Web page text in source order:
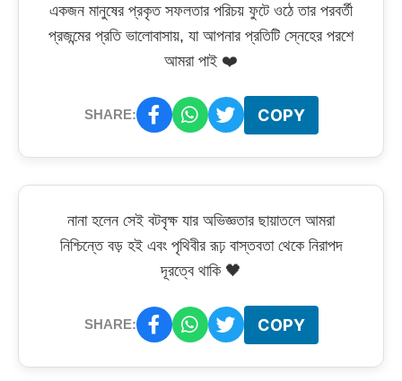
একজন মানুষের প্রকৃত সফলতার পরিচয় ফুটে ওঠে তার পরবর্তী
প্রজন্মের প্রতি ভালোবাসায়, যা আপনার প্রতিটি স্নেহের পরশে
আমরা পাই ❤️
SHARE: COPY
নানা হলেন সেই বটবৃক্ষ যার অভিজ্ঞতার ছায়াতলে আমরা
নিশ্চিন্তে বড় হই এবং পৃথিবীর রূঢ় বাস্তবতা থেকে নিরাপদ
দূরত্বে থাকি 🖤
SHARE: COPY